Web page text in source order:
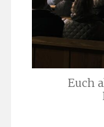
Euch